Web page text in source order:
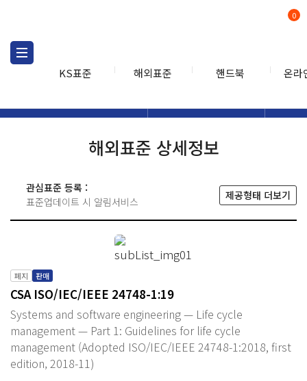
KS표준 해외표준 핸드북 온라
0
해외표준 상세정보
관심표준 등록 :
표준업데이트 시 알림서비스
제공형태 더보기
폐지 판매
CSA ISO/IEC/IEEE 24748-1:19
Systems and software engineering — Life cycle
management — Part 1: Guidelines for life cycle
management (Adopted ISO/IEC/IEEE 24748-1:2018, first
edition, 2018-11)